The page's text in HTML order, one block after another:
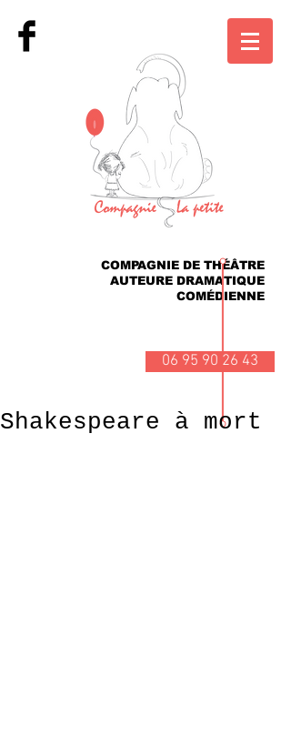
COMPAGNIE DE THÉÂTRE
AUTEURE DRAMATIQUE
COMÉDIENNE
06 95 90 26 43
Shakespeare à mort